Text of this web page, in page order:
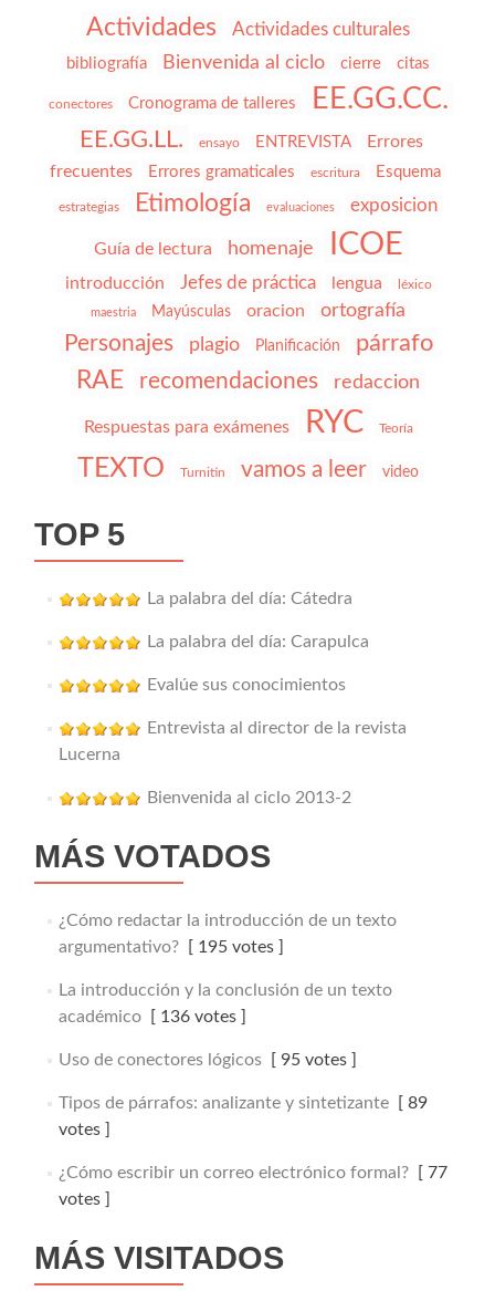
Actividades Actividades culturales
bibliografía Bienvenida al ciclo cierre citas
conectores Cronograma de talleres EE.GG.CC.
EE.GG.LL. ensayo ENTREVISTA
Errores
frecuentes
Errores gramaticales escritura Esquema
estrategias Etimología evaluaciones exposicion
Guía de lectura homenaje ICOE
introducción Jefes de práctica lengua léxico
maestria Mayúsculas oracion ortografía
Personajes plagio Planificación párrafo
RAE recomendaciones redaccion
Respuestas para exámenes RYC Teoría
TEXTO Turnitin vamos a leer video
TOP 5
La palabra del día: Cátedra
La palabra del día: Carapulca
Evalúe sus conocimientos
Entrevista al director de la revista
Lucerna
Bienvenida al ciclo 2013-2
MÁS VOTADOS
¿Cómo redactar la introducción de un texto
argumentativo?[ 195 votes ]
La introducción y la conclusión de un texto
académico[ 136 votes ]
Uso de conectores lógicos[ 95 votes ]
Tipos de párrafos: analizante y sintetizante[ 89
votes ]
¿Cómo escribir un correo electrónico formal?[ 77
votes ]
MÁS VISITADOS